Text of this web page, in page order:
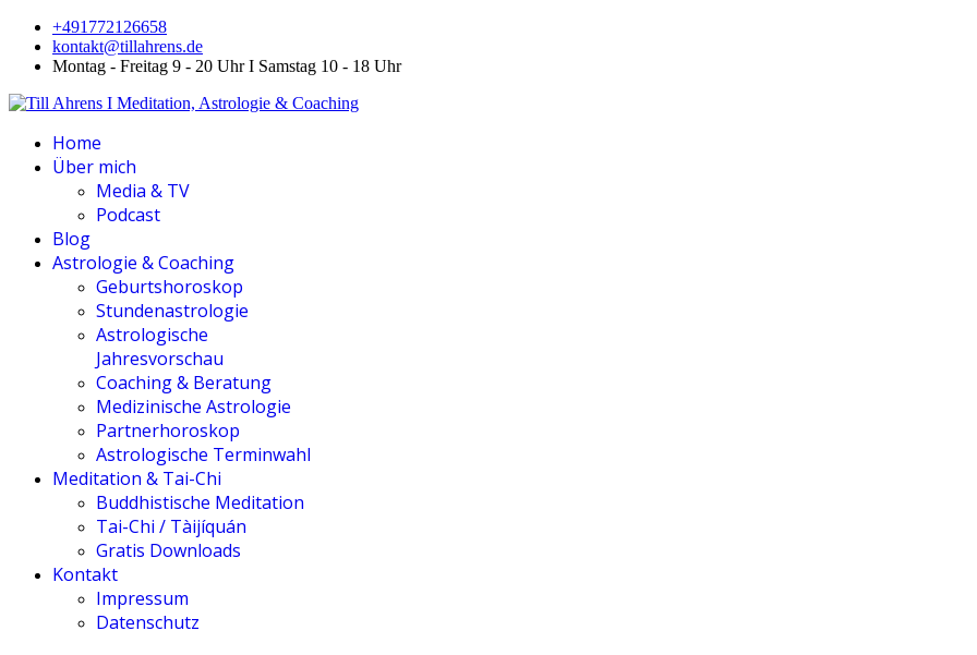
+491772126658
kontakt@tillahrens.de
Montag - Freitag 9 - 20 Uhr I Samstag 10 - 18 Uhr
Home
Über mich
Media & TV
Podcast
Blog
Astrologie & Coaching
Geburtshoroskop
Stundenastrologie
Astrologische
Jahresvorschau
Coaching & Beratung
Medizinische Astrologie
Partnerhoroskop
Astrologische Terminwahl
Meditation & Tai-Chi
Buddhistische Meditation
Tai-Chi / Tàijíquán
Gratis Downloads
Kontakt
Impressum
Datenschutz